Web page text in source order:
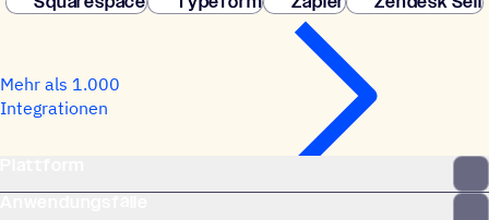
Mehr als 1.000
Integrationen